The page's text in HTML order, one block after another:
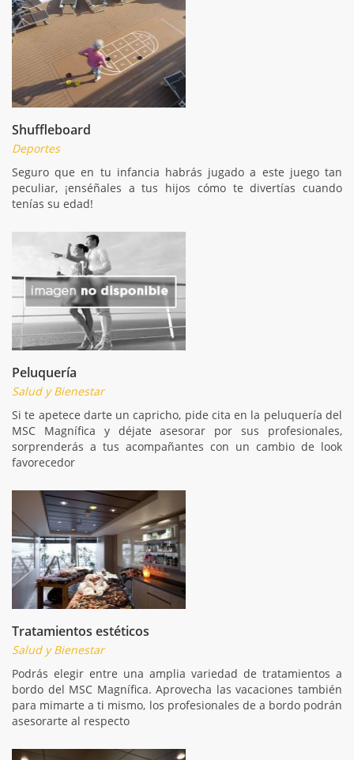
Shuffleboard
Deportes
Seguro que en tu infancia habrás jugado a este juego tan
peculiar, ¡enséñales a tus hijos cómo te divertías cuando
tenías su edad!
Peluquería
Salud y Bienestar
Si te apetece darte un capricho, pide cita en la peluquería del
MSC Magnífica y déjate asesorar por sus profesionales,
sorprenderás a tus acompañantes con un cambio de look
favorecedor
Tratamientos estéticos
Salud y Bienestar
Podrás elegir entre una amplia variedad de tratamientos a
bordo del MSC Magnífica. Aprovecha las vacaciones también
para mimarte a ti mismo, los profesionales de a bordo podrán
asesorarte al respecto